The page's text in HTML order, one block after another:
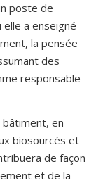
poste de
a enseigné
la pensée
des
responsable
bâtiment, en
biosourcés et
de façon
et de la